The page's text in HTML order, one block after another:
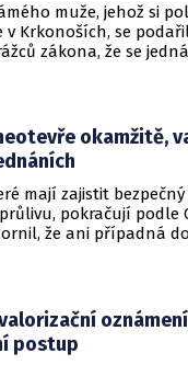
muže, jehož si
Krkonoších, se
zákona, že se
okamžitě,
mají zajistit
pokračují podle
že ani případná
postup